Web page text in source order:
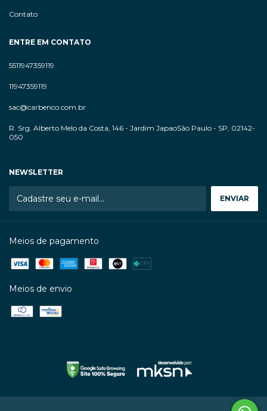
Contato
ENTRE EM CONTATO
5511947359119
11947359119
sac@carbenco.com.br
R. Srg. Alberto Melo da Costa, 146 - Jardim JapaoSão Paulo - SP, 02142-
050
NEWSLETTER
Meios de pagamento
Meios de envio